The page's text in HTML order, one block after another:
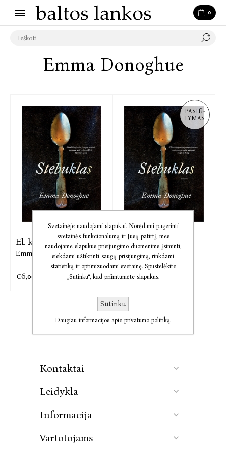
0
Emma Donoghue
El. knyga Stebuklas
Emma Donoghue
€6,00
PASIŪ-
LYMAS
Stebuklas
Emma Donoghue
€4,50 €10,01
Kontaktai
Leidykla
Informacija
Vartotojams
Svetainėje naudojami slapukai. Norėdami pagerinti
svetainės funkcionalumą ir Jūsų patirtį, mes
naudojame slapukus prisijungimo duomenims įsiminti,
siekdami užtikrinti saugų prisijungimą, rinkdami
statistiką ir optimizuodami svetainę. Spustelėkite
„Sutinku“, kad priimtumėte slapukus.
Sutinku
Daugiau informacijos apie privatumo politiką.